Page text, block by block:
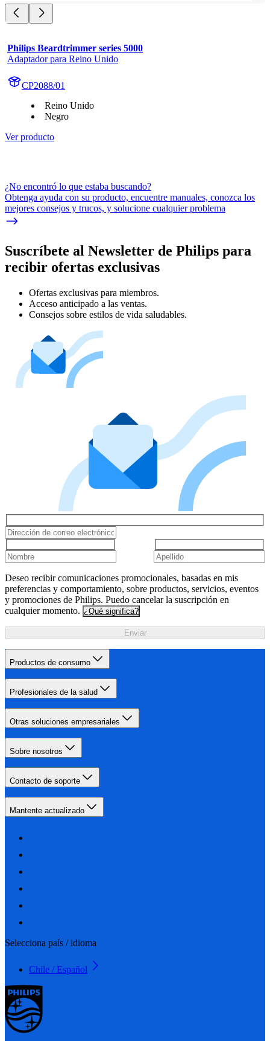
Philips Beardtrimmer series 5000
Adaptador para Reino Unido
CP2088/01
Reino Unido
Negro
Ver producto
¿No encontró lo que estaba buscando?
Obtenga ayuda con su producto, encuentre manuales, conozca los
mejores consejos y trucos, y solucione cualquier problema
Suscríbete al Newsletter de Philips para
recibir ofertas exclusivas
Ofertas exclusivas para miembros.
Acceso anticipado a las ventas.
Consejos sobre estilos de vida saludables.
Deseo recibir comunicaciones promocionales, basadas en mis
preferencias y comportamiento, sobre productos, servicios, eventos
y promociones de Philips. Puedo cancelar la suscripción en
cualquier momento. ¿Qué significa?
Enviar
Productos de consumo
Profesionales de la salud
Otras soluciones empresariales
Sobre nosotros
Contacto de soporte
Mantente actualizado
Selecciona país / idioma
Chile / Español